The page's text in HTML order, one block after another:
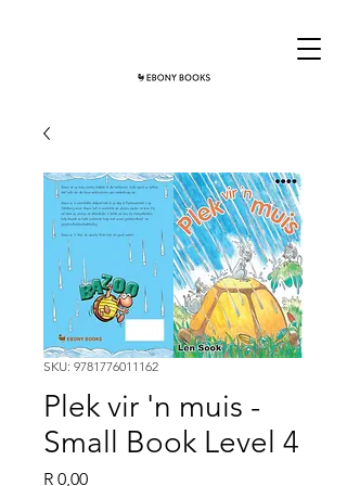
SKU: 9781776011162
Plek vir 'n muis -
Small Book Level 4
R 0,00Price